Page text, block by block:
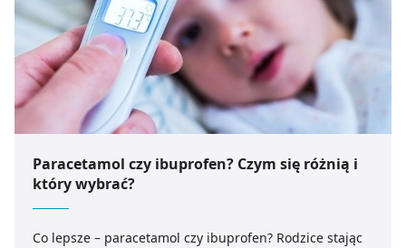
Paracetamol czy ibuprofen? Czym się różnią i
który wybrać?
Co lepsze – paracetamol czy ibuprofen? Rodzice stając